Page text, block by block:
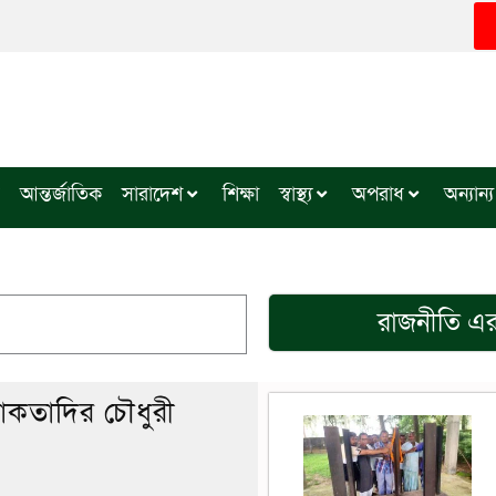
আন্তর্জাতিক সারাদেশ শিক্ষা স্বাস্থ্য অপরাধ অন্যান্য
রাজনীতিএর
চৌধুরী